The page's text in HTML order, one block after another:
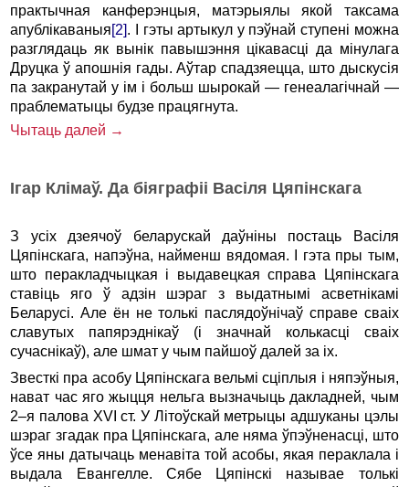
практычная канферэнцыя, матэрыялы якой таксама
апублікаваныя[2]. І гэ­ты артыкул у пэўнай ступені можна
разглядаць як вынік павышэння цікавасці да мінулага
Друцка ў апошнія гады. Аўтар спадзяецца, што дыскусія
па закранутай у ім і больш шырокай — генеалагічнай —
праблематыцы будзе працягнута.
Чытаць далей →
Ігар Клімаў. Да біяграфіі Васіля Цяпінскага
З усіх дзеячоў беларускай даўніны постаць Васіля
Цяпін­скага, напэўна, найменш вядомая. І гэта пры тым,
што пера­кладчыцкая і выдавецкая справа Цяпінскага
ставiць яго ў адзін шэраг з выдатнымі асветнікамі
Беларусі. Але ён не толькі паслядоўнічаў справе сваіх
славутых папярэднікаў (і значнай колькасці сваіх
сучаснікаў), але шмат у чым пайшоў далей за іх.
Звесткі пра асобу Цяпінскага вельмі сціплыя і няпэўныя,
нават час яго жыцця нельга вызначыць дакладней, чым
2–я палова XVI ст. У Літоўскай метрыцы адшуканы цэлы
шэраг згадак пра Цяпінскага, але няма ўпэўненасці, што
ўсе яны датычаць менавіта той асобы, якая пераклала і
выдала Евангелле. Сябе Цяпінскі называе толькі